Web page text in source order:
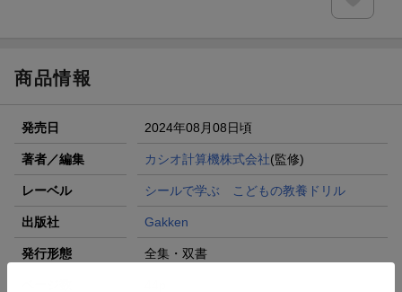
商品情報
発売日 2024年08月08日頃
著者／編集 カシオ計算機株式会社(監修)
レーベル シールで学ぶ こどもの教養ドリル
出版社 Gakken
発行形態 全集・双書